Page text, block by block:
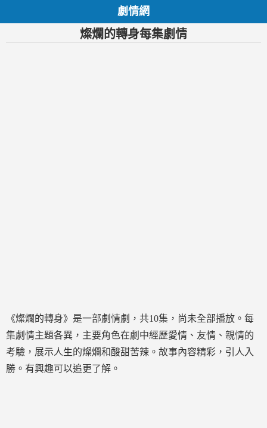
劇情網
燦爛的轉身每集劇情
《燦爛的轉身》是一部劇情劇，共10集，尚未全部播放。每
集劇情主題各異，主要角色在劇中經歷愛情、友情、親情的
考驗，展示人生的燦爛和酸甜苦辣。故事內容精彩，引人入
勝。有興趣可以追更了解。